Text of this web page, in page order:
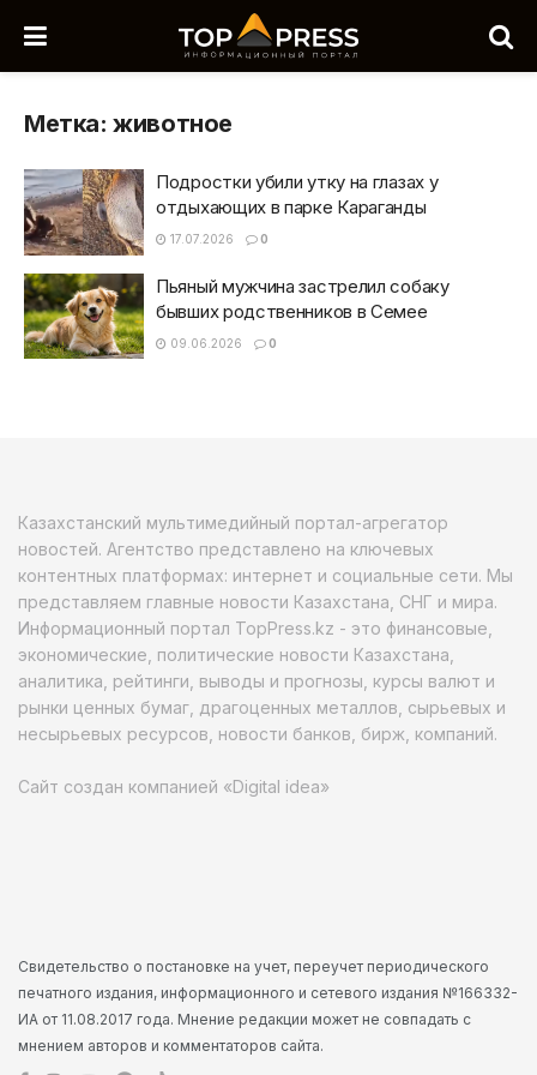
Метка:животное
Подростки убили утку на глазах у
отдыхающих в парке Караганды
17.07.2026 0
Пьяный мужчина застрелил собаку
бывших родственников в Семее
09.06.2026 0
Казахстанский мультимедийный портал-агрегатор
новостей. Агентство представлено на ключевых
контентных платформах: интернет и социальные сети. Мы
представляем главные новости Казахстана, СНГ и мира.
Информационный портал TopPress.kz - это финансовые,
экономические, политические новости Казахстана,
аналитика, рейтинги, выводы и прогнозы, курсы валют и
рынки ценных бумаг, драгоценных металлов, сырьевых и
несырьевых ресурсов, новости банков, бирж, компаний.
Сайт создан компанией «Digital idea»
Свидетельство о постановке на учет, переучет периодического
печатного издания, информационного и сетевого издания №166332-
ИА от 11.08.2017 года. Мнение редакции может не совпадать с
мнением авторов и комментаторов сайта.